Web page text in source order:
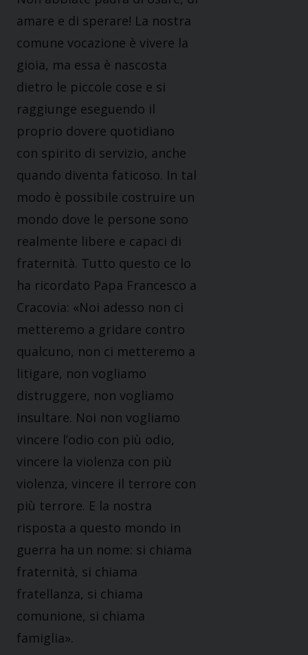
amare e di sperare! La nostra
comune vocazione è vivere la
gioia, ma essa è nascosta
dietro le piccole cose e si
raggiunge eseguendo il
proprio dovere quotidiano
con spirito di servizio, anche
quando diventa faticoso. In tal
modo è possibile costruire un
mondo dove le persone sono
realmente libere e capaci di
fraternità. Tutto questo ce lo
ha ricordato Papa Francesco a
Cracovia: «Noi adesso non ci
metteremo a gridare contro
qualcuno, non ci metteremo a
litigare, non vogliamo
distruggere, non vogliamo
insultare. Noi non vogliamo
vincere l’odio con più odio,
vincere la violenza con più
violenza, vincere il terrore con
più terrore. E la nostra
risposta a questo mondo in
guerra ha un nome: si chiama
fraternità, si chiama
fratellanza, si chiama
comunione, si chiama
famiglia».